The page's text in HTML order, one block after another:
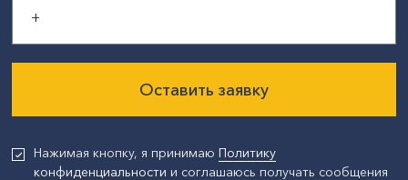
Оставить заявку
Нажимая кнопку, я принимаю Политику
конфиденциальности и соглашаюсь получать сообщения